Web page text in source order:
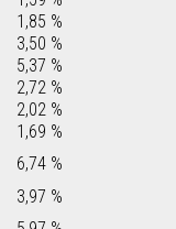
1,85 %
3,50 %
5,37 %
2,72 %
2,02 %
1,69 %
6,74 %
3,97 %